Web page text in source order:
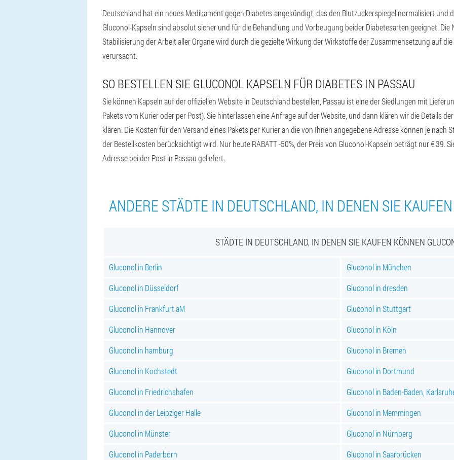
Deutschland hat ein neues Medikament gegen Diabetes angekündigt, das den Blutzuckerspiegel normalisiert
Gluconol-Kapseln sind absolut sicher und für die Behandlung und Vorbeugung beider Diabetesarten geeignet.
Stabilisierung der Arbeit aller Organe wird durch die gezielte Wirkung der Wirkstoffe der Zusammensetzung auf
verursacht.
SO BESTELLEN SIE GLUCONOL KAPSELN FÜR DIABETES IN PASSAU
Sie können Kapseln auf der offiziellen Website in Deutschland bestellen, Passau ist eine der Siedlungen mit
Pakets vom Kurier oder per Post). Sie hinterlassen eine Anfrage auf der Website, und dann klären wir die Details
klären. Die Kosten für den Versand eines Pakets per Kurier an die von Ihnen angegebene Adresse können je nach
der Bestellkosten berücksichtigt wird. Nur heute RABATT -50%, der Preis von Gluconol-Kapseln beträgt nur € 39.
Adresse bei der Post in Passau geliefert.
ANDERE STÄDTE IN DEUTSCHLAND, IN DENEN SIE
STÄDTE IN DEUTSCHLAND, IN DENEN SIE KAUFEN KÖNNEN
Gluconol in Berlin
Gluconol in München
Gluconol in Düsseldorf
Gluconol in dresden
Gluconol in Frankfurt aM
Gluconol in Stuttgart
Gluconol in Hannover
Gluconol in Köln
Gluconol in hamburg
Gluconol in Bremen
Gluconol in Kochstedt
Gluconol in Dortmund
Gluconol in Friedrichshafen
Gluconol in Baden-Baden,
Gluconol in der Leipziger Halle
Gluconol in Memmingen
Gluconol in Münster
Gluconol in Nürnberg
Gluconol in Paderborn
Gluconol in Saarbrücken